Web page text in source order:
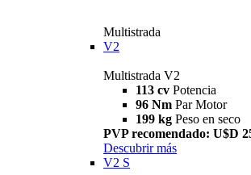
Multistrada
V2
Multistrada V2
113 cv Potencia
96 Nm Par Motor
199 kg Peso en seco
PVP recomendado: U$D
Descubrir más
V2 S